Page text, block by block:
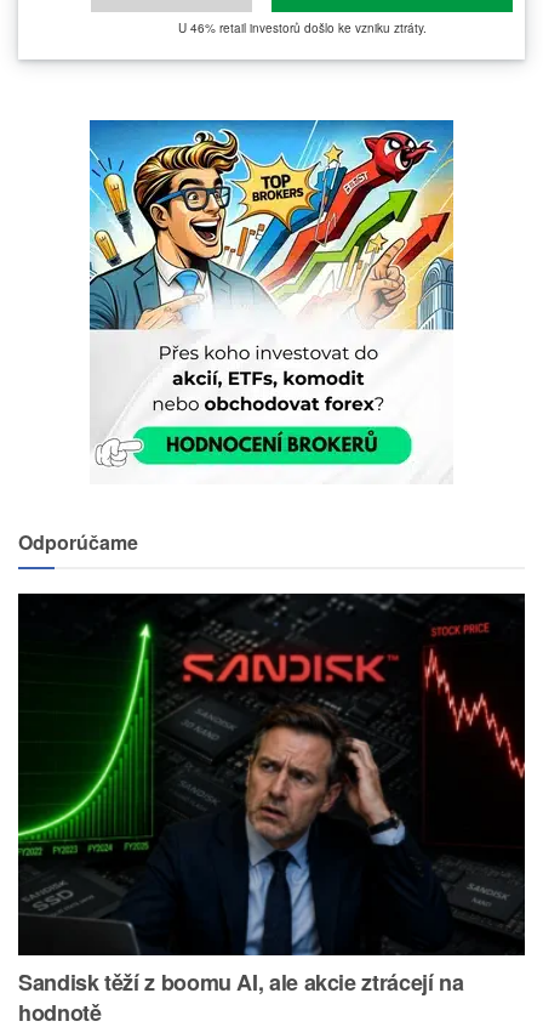
U 46% retail investorů došlo ke vzniku ztráty.
Odporúčame
Sandisk těží z boomu AI, ale akcie ztrácejí na
hodnotě